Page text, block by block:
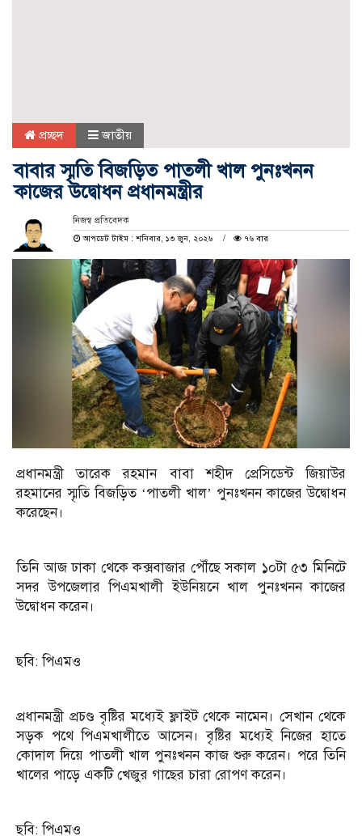
প্রচ্ছদ জাতীয়
বাবার স্মৃতি বিজড়িত পাতলী খাল পুনঃখনন
কাজের উদ্বোধন প্রধানমন্ত্রীর
নিজস্ব প্রতিবেদক
আপডেট টাইম : শনিবার, ১৩ জুন, ২০২৬
৭৬ বার
প্রধানমন্ত্রী তারেক রহমান বাবা শহীদ প্রেসিডেন্ট জিয়াউর
রহমানের স্মৃতি বিজড়িত ‘পাতলী খাল’ পুনঃখনন কাজের উদ্বোধন
করেছেন।
তিনি আজ ঢাকা থেকে কক্সবাজার পৌঁছে সকাল ১০টা ৫৩ মিনিটে
সদর উপজেলার পিএমখালী ইউনিয়নে খাল পুনঃখনন কাজের
উদ্বোধন করেন।
ছবি: পিএমও
প্রধানমন্ত্রী প্রচণ্ড বৃষ্টির মধ্যেই ফ্লাইট থেকে নামেন। সেখান থেকে
সড়ক পথে পিএমখালীতে আসেন। বৃষ্টির মধ্যেই নিজের হাতে
কোদাল দিয়ে পাতলী খাল পুনঃখনন কাজ শুরু করেন। পরে তিনি
খালের পাড়ে একটি খেজুর গাছের চারা রোপণ করেন।
ছবি: পিএমও